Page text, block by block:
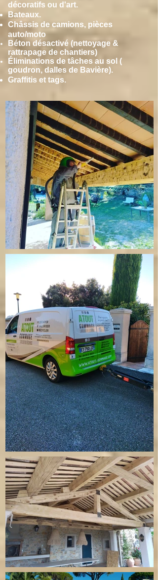
décoratifs ou d'art.
Bateaux.
Châssis de camions, pièces
auto/moto
Béton désactivé (nettoyage &
rattrapage de chantiers)
Éliminations de tâches au sol (
goudron, dalles de Bavière).
Graffitis et tags.